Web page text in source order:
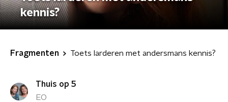
kennis?
Fragmenten Toets larderen met andersmans kennis?
Thuis op 5
EO